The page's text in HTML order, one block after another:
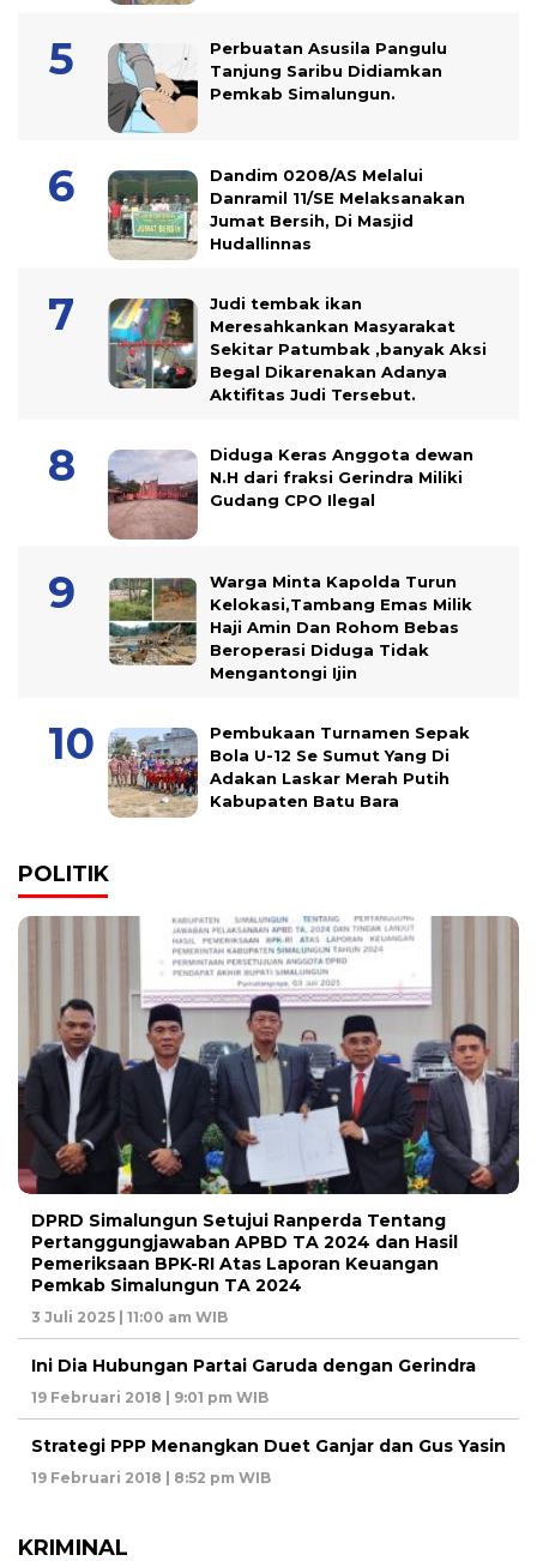
Perbuatan Asusila Pangulu
Tanjung Saribu Didiamkan
Pemkab Simalungun.
Dandim 0208/AS Melalui
Danramil 11/SE Melaksanakan
Jumat Bersih, Di Masjid
Hudallinnas
Judi tembak ikan
Meresahkankan Masyarakat
Sekitar Patumbak ,banyak Aksi
Begal Dikarenakan Adanya
Aktifitas Judi Tersebut.
Diduga Keras Anggota dewan
N.H dari fraksi Gerindra Miliki
Gudang CPO Ilegal
Warga Minta Kapolda Turun
Kelokasi,Tambang Emas Milik
Haji Amin Dan Rohom Bebas
Beroperasi Diduga Tidak
Mengantongi Ijin
Pembukaan Turnamen Sepak
Bola U-12 Se Sumut Yang Di
Adakan Laskar Merah Putih
Kabupaten Batu Bara
POLITIK
DPRD Simalungun Setujui Ranperda Tentang
Pertanggungjawaban APBD TA 2024 dan Hasil
Pemeriksaan BPK-RI Atas Laporan Keuangan
Pemkab Simalungun TA 2024
3 Juli 2025 | 11:00 am WIB
Ini Dia Hubungan Partai Garuda dengan Gerindra
19 Februari 2018 | 9:01 pm WIB
Strategi PPP Menangkan Duet Ganjar dan Gus Yasin
19 Februari 2018 | 8:52 pm WIB
KRIMINAL